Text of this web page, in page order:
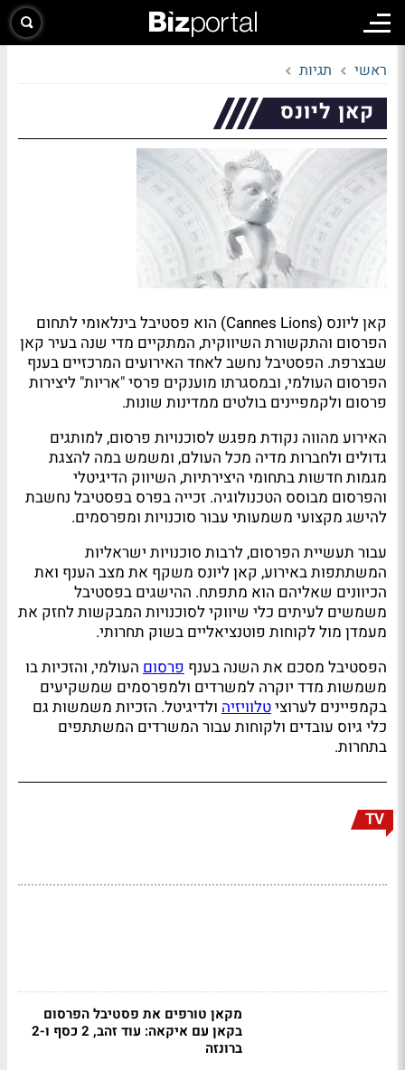
ראשי תגיות
קאן ליונס
קאן ליונס (Cannes Lions) הוא פסטיבל בינלאומי לתחום
הפרסום והתקשורת השיווקית, המתקיים מדי שנה בעיר קאן
שבצרפת. הפסטיבל נחשב לאחד האירועים המרכזיים בענף
הפרסום העולמי, ובמסגרתו מוענקים פרסי "אריות" ליצירות
פרסום ולקמפיינים בולטים ממדינות שונות.
האירוע מהווה נקודת מפגש לסוכנויות פרסום, למותגים
גדולים ולחברות מדיה מכל העולם, ומשמש במה להצגת
מגמות חדשות בתחומי היצירתיות, השיווק הדיגיטלי
והפרסום מבוסס הטכנולוגיה. זכייה בפרס בפסטיבל נחשבת
להישג מקצועי משמעותי עבור סוכנויות ומפרסמים.
עבור תעשיית הפרסום, לרבות סוכנויות ישראליות
המשתתפות באירוע, קאן ליונס משקף את מצב הענף ואת
הכיוונים שאליהם הוא מתפתח. ההישגים בפסטיבל
משמשים לעיתים כלי שיווקי לסוכנויות המבקשות לחזק את
מעמדן מול לקוחות פוטנציאליים בשוק תחרותי.
הפסטיבל מסכם את השנה בענף פרסום העולמי, והזכיות בו
משמשות מדד יוקרה למשרדים ולמפרסמים שמשקיעים
בקמפיינים לערוציטלוויזיה ולדיגיטל. הזכיות משמשות גם
כלי גיוס עובדים ולקוחות עבור המשרדים המשתתפים
בתחרות.
TV
מקאן טורפים את פסטיבל הפרסום
בקאן עם איקאה: עוד זהב, 2 כסף ו-2
ברונזה